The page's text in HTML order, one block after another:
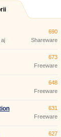
690
Shareware
673
Freeware
648
Freeware
631
Freeware
627